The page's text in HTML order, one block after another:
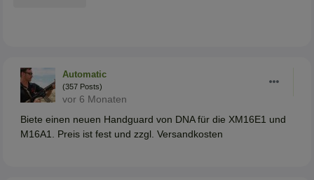
Automatic
(357 Posts)
vor 6 Monaten
Biete einen neuen Handguard von DNA für die XM16E1 und
M16A1. Preis ist fest und zzgl. Versandkosten